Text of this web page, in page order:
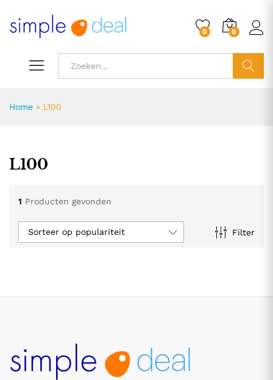
0 0
Home » L100
L100
1 Producten gevonden
Filter
Sorteer op populariteit